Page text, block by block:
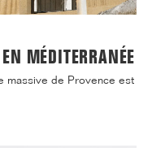
MÉDITERRANÉE
massive de Provence est